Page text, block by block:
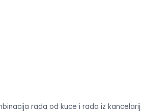
rada od kuce i rada iz